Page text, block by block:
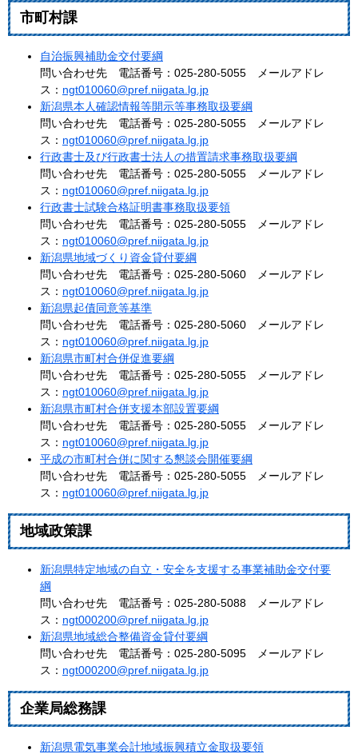
市町村課
自治振興補助金交付要綱
問い合わせ先 電話番号：025-280-5055 メールアドレ
ス： ngt010060@pref.niigata.lg.jp
新潟県本人確認情報等開示等事務取扱要綱
問い合わせ先 電話番号：025-280-5055 メールアドレ
ス： ngt010060@pref.niigata.lg.jp
行政書士及び行政書士法人の措置請求事務取扱要綱
問い合わせ先 電話番号：025-280-5055 メールアドレ
ス： ngt010060@pref.niigata.lg.jp
行政書士試験合格証明書事務取扱要領
問い合わせ先 電話番号：025-280-5055 メールアドレ
ス： ngt010060@pref.niigata.lg.jp
新潟県地域づくり資金貸付要綱
問い合わせ先 電話番号：025-280-5060 メールアドレ
ス： ngt010060@pref.niigata.lg.jp
新潟県起債同意等基準
問い合わせ先 電話番号：025-280-5060 メールアドレ
ス： ngt010060@pref.niigata.lg.jp
新潟県市町村合併促進要綱
問い合わせ先 電話番号：025-280-5055 メールアドレ
ス： ngt010060@pref.niigata.lg.jp
新潟県市町村合併支援本部設置要綱
問い合わせ先 電話番号：025-280-5055 メールアドレ
ス： ngt010060@pref.niigata.lg.jp
平成の市町村合併に関する懇談会開催要綱
問い合わせ先 電話番号：025-280-5055 メールアドレ
ス： ngt010060@pref.niigata.lg.jp
地域政策課
新潟県特定地域の自立・安全を支援する事業補助金交付要
綱
問い合わせ先 電話番号：025-280-5088 メールアドレ
ス： ngt000200@pref.niigata.lg.jp
新潟県地域総合整備資金貸付要綱
問い合わせ先 電話番号：025-280-5095 メールアドレ
ス： ngt000200@pref.niigata.lg.jp
企業局総務課
新潟県電気事業会計地域振興積立金取扱要領